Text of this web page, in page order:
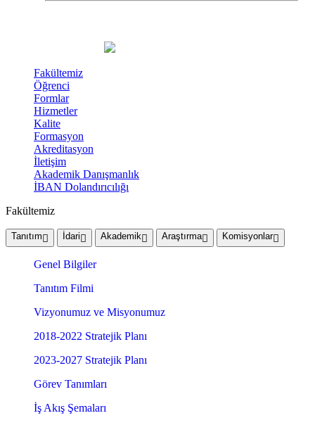
Fakültemiz
Öğrenci
Formlar
Hizmetler
Kalite
Formasyon
Akreditasyon
İletişim
Akademik Danışmanlık
İBAN Dolandırıcılığı
Fakültemiz
Tanıtım İdari Akademik Araştırma Komisyonlar
Genel Bilgiler
Tanıtım Filmi
Vizyonumuz ve Misyonumuz
2018-2022 Stratejik Planı
2023-2027 Stratejik Planı
Görev Tanımları
İş Akış Şemaları